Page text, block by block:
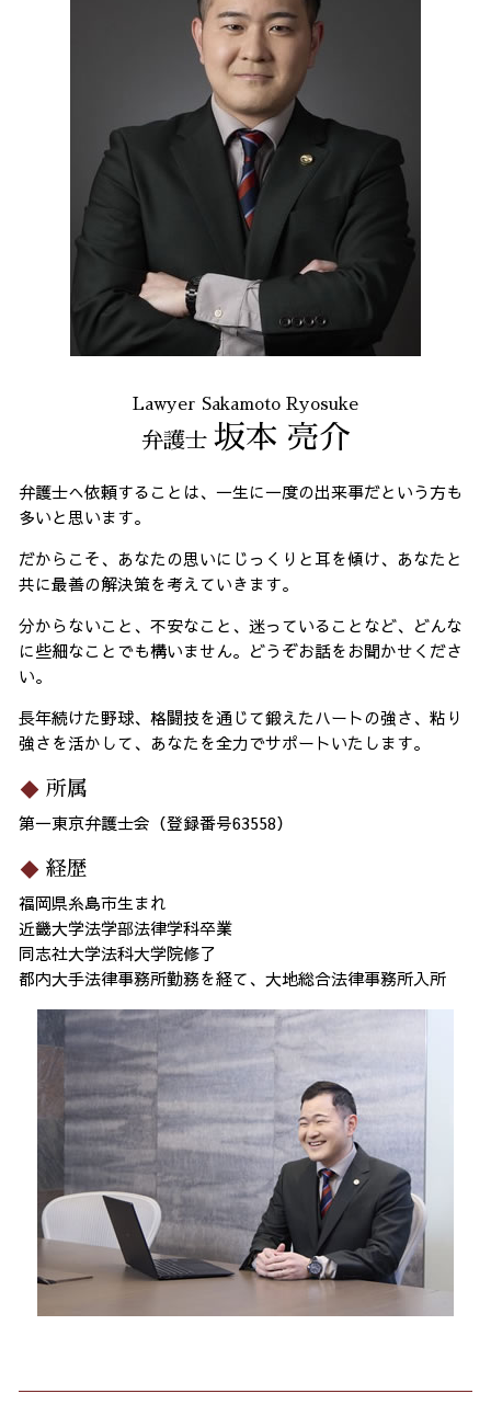
Lawyer Sakamoto Ryosuke
弁護士 坂本 亮介
弁護士へ依頼することは、一生に一度の出来事だという方も
多いと思います。
だからこそ、あなたの思いにじっくりと耳を傾け、あなたと
共に最善の解決策を考えていきます。
分からないこと、不安なこと、迷っていることなど、どんな
に些細なことでも構いません。どうぞお話をお聞かせくださ
い。
長年続けた野球、格闘技を通じて鍛えたハートの強さ、粘り
強さを活かして、あなたを全力でサポートいたします。
所属
第一東京弁護士会（登録番号63558）
経歴
福岡県糸島市生まれ
近畿大学法学部法律学科卒業
同志社大学法科大学院修了
都内大手法律事務所勤務を経て、大地総合法律事務所入所